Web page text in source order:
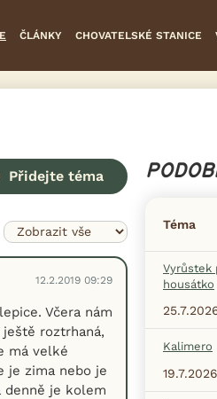
ČLÁNKY CHOVATELSKÉ STANICE
Přidejte téma
12.2.2019 09:29
Včera nám
roztrhaná,
má velké
je zima nebo je
denně je kolem
Téma
Vyrůstek
housátko
Kalimero